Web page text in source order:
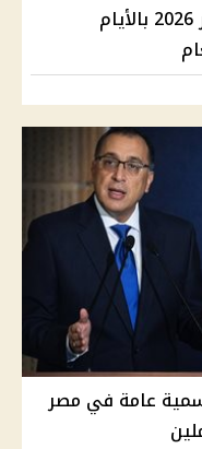
مواعيد الإجازات الرسمية في مصر 2026 بالأيام
إجازة رسمية عامة في مصر